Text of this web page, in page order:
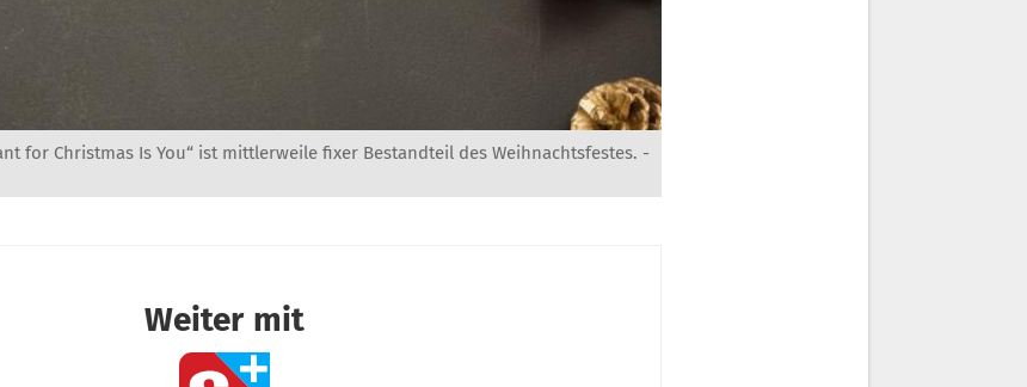
for Christmas Is You“ ist mittlerweile fixer Bestandteil des Weihnachtsfestes. -